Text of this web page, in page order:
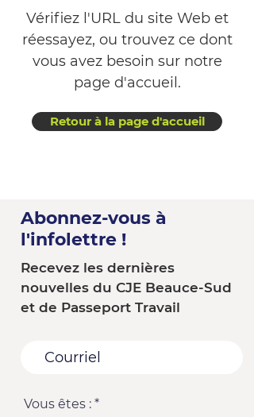
Vérifiez l'URL du site Web et
réessayez, ou trouvez ce dont
vous avez besoin sur notre
page d'accueil.
Retour à la page d'accueil
Abonnez-vous à
l'infolettre !
Recevez les dernières
nouvelles du CJE Beauce-Sud
et de Passeport Travail
Vous êtes : *